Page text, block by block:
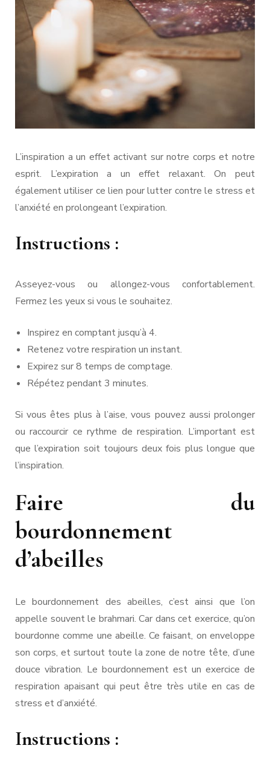
L’inspiration a un effet activant sur notre corps et notre
esprit. L’expiration a un effet relaxant. On peut
également utiliser ce lien pour lutter contre le stress et
l’anxiété en prolongeant l’expiration.
Instructions :
Asseyez-vous ou allongez-vous confortablement.
Fermez les yeux si vous le souhaitez.
Inspirez en comptant jusqu’à 4.
Retenez votre respiration un instant.
Expirez sur 8 temps de comptage.
Répétez pendant 3 minutes.
Si vous êtes plus à l’aise, vous pouvez aussi prolonger
ou raccourcir ce rythme de respiration. L’important est
que l’expiration soit toujours deux fois plus longue que
l’inspiration.
Faire du
bourdonnement
d’abeilles
Le bourdonnement des abeilles, c’est ainsi que l’on
appelle souvent le brahmari. Car dans cet exercice, qu’on
bourdonne comme une abeille. Ce faisant, on enveloppe
son corps, et surtout toute la zone de notre tête, d’une
douce vibration. Le bourdonnement est un exercice de
respiration apaisant qui peut être très utile en cas de
stress et d’anxiété.
Instructions :